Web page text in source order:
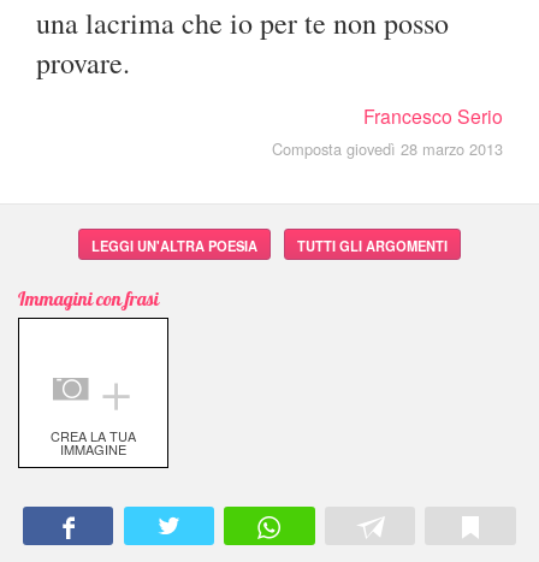
una lacrima che io per te non posso
provare.
Francesco Serio
Composta giovedì 28 marzo 2013
LEGGI UN'ALTRA POESIA TUTTI GLI ARGOMENTI
Immagini con frasi
＋
CREA LA TUA
IMMAGINE